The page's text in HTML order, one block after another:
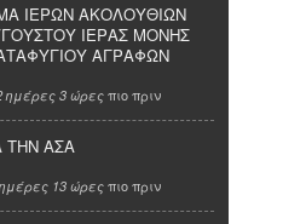
ΙΕΡΩΝ ΑΚΟΛΟΥΘΙΩΝ
ΙΕΡΑΣ ΜΟΝΗΣ
ΑΓΡΑΦΩΝ
ημέρες 3 ώρες πιο πριν
ΤΗΝ ΑΣΑ
13 ώρες πιο πριν